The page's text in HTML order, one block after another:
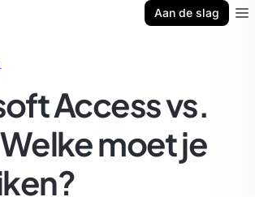
Aan de slag
Access vs.
moet je